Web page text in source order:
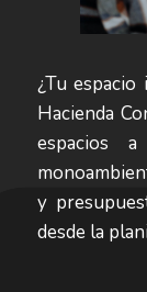
¿Tu espacio
Hacienda
espacios
y
desde la